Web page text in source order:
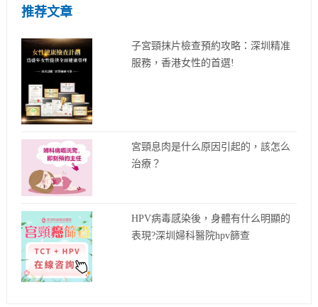
推荐文章
子宮頸抹片檢查預約攻略：深圳精准
服務，香港女性的首選!
宮頸息肉是什么原因引起的，該怎么
治療？
HPV病毒感染後，身體有什么明顯的
表現?深圳婦科醫院hpv篩查